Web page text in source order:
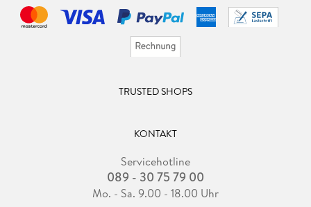
TRUSTED SHOPS
KONTAKT
Servicehotline
089 - 30 75 79 00
Mo. - Sa. 9.00 - 18.00 Uhr